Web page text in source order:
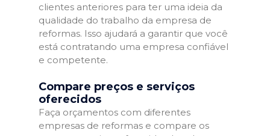
clientes anteriores para ter uma ideia da
qualidade do trabalho da empresa de
reformas. Isso ajudará a garantir que você
está contratando uma empresa confiável
e competente.
Compare preços e serviços
oferecidos
Faça orçamentos com diferentes
empresas de reformas e compare os